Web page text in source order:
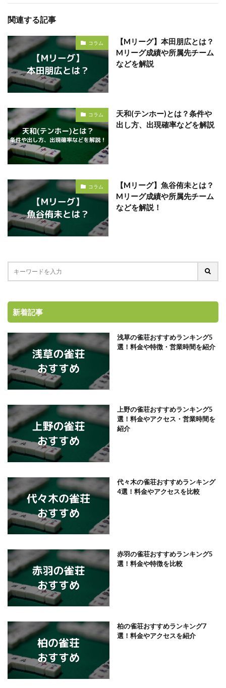
関連する記事
コラム
【Mリーグ】本田朋広とは？
Mリーグ成績や所属先チーム
などを解説
コラム
天和(テンホー)とは？条件や
出し方、出現確率などを解説
コラム
【Mリーグ】魚谷侑未とは？
Mリーグ成績や所属先チーム
などを解説！
新着記事
浅草の雀荘おすすめランキング5
選！料金や特徴・営業時間を紹介
上野の雀荘おすすめランキング5
選！料金やアクセス・営業時間を
紹介
代々木の雀荘おすすめランキング
4選！料金やアクセスを比較
赤羽の雀荘おすすめランキング5
選！料金や特徴を比較
柏の雀荘おすすめランキング7
選！料金やアクセスを紹介